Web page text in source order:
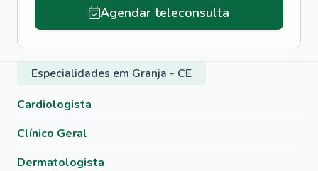
Agendar teleconsulta
Especialidades em Granja - CE
Cardiologista
Clínico Geral
Dermatologista